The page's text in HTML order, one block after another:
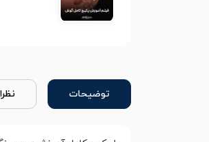
توضیحات